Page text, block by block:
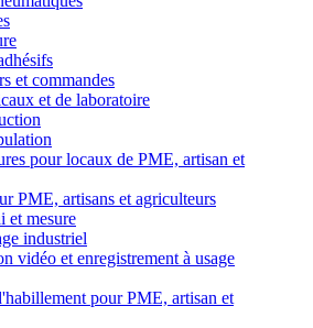
et commandes
et de laboratoire
pour locaux de PME, artisan et
PME, artisans et agriculteurs
et mesure
industriel
vidéo et enregistrement à usage
pour PME, artisan et